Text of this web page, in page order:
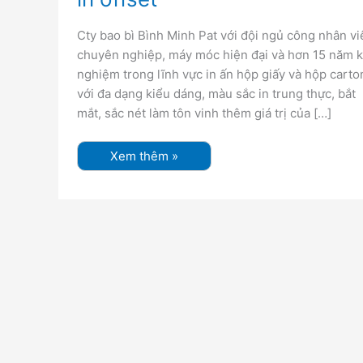
Cty bao bì Bình Minh Pat với đội ngủ công nhân
chuyên nghiệp, máy móc hiện đại và hơn 15 năm
nghiệm trong lĩnh vực in ấn hộp giấy và hộp
với đa dạng kiểu dáng, màu sắc in trung thực, bắt
mắt, sắc nét làm tôn vinh thêm giá trị của […]
Xem thêm »